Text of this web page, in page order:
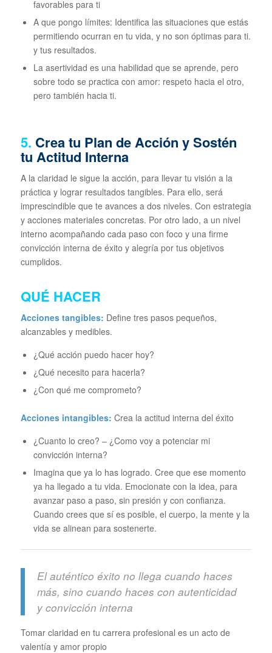
favorables para ti
A que pongo límites: Identifica las situaciones que estás
permitiendo ocurran en tu vida, y no son óptimas para ti.
y tus resultados.
La asertividad es una habilidad que se aprende, pero
sobre todo se practica con amor: respeto hacia el otro,
pero también hacia ti.
5. Crea tu Plan de Acción y Sostén
tu Actitud Interna
A la claridad le sigue la acción, para llevar tu visión a la
práctica y lograr resultados tangibles. Para ello, será
imprescindible que te avances a dos niveles. Con estrategia
y acciones materiales concretas. Por otro lado, a un nivel
interno acompañando cada paso con foco y una firme
convicción interna de éxito y alegría por tus objetivos
cumplidos.
QUÉ HACER
Acciones tangibles: Define tres pasos pequeños,
alcanzables y medibles.
¿Qué acción puedo hacer hoy?
¿Qué necesito para hacerla?
¿Con qué me comprometo?
Acciones intangibles: Crea la actitud interna del éxito
¿Cuanto lo creo? – ¿Como voy a potenciar mi
convicción interna?
Imagina que ya lo has logrado. Cree que ese momento
ya ha llegado a tu vida. Emocionate con la idea, para
avanzar paso a paso, sin presión y con confianza.
Cuando crees que sí es posible, el cuerpo, la mente y la
vida se alinean para sostenerte.
El auténtico éxito no llega cuando haces
más, sino cuando haces con autenticidad
y convicción interna
Tomar claridad en tu carrera profesional es un acto de
valentía y amor propio